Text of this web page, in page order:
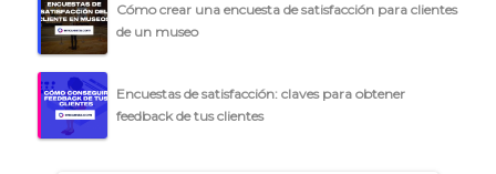
Cómo crear una encuesta de satisfacción para clientes
de un museo
Encuestas de satisfacción: claves para obtener
feedback de tus clientes